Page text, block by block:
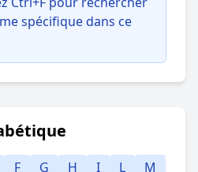
spécifique dans ce
F G H I L
M